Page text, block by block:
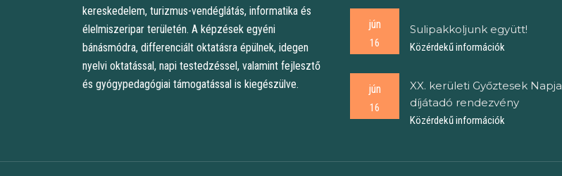
kereskedelem, turizmus-vendéglátás, informatika és
élelmiszeripar területén. A képzések egyéni
bánásmódra, differenciált oktatásra épülnek, idegen
nyelvi oktatással, napi testedzéssel, valamint fejlesztő
és gyógypedagógiai támogatással is kiegészülve.
jún
16
Sulipakkoljunk együtt!
Közérdekű információk
jún
16
XX. kerületi Győztesek Napja
díjátadó rendezvény
Közérdekű információk